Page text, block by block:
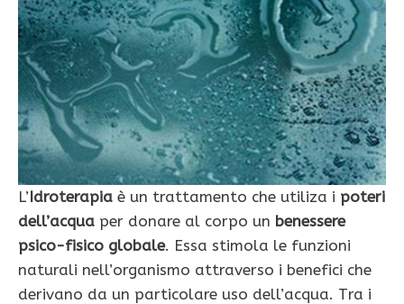
L’Idroterapia è un trattamento che utiliza i poteri
dell’acqua per donare al corpo un benessere
psico-fisico globale. Essa stimola le funzioni
naturali nell’organismo attraverso i benefici che
derivano da un particolare uso dell’acqua. Tra i